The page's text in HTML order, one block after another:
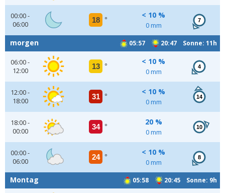
00:00 -
06:00
18 °
< 10 %
0 mm
7
05:57 20:47 Sonne: 11h
morgen
06:00 -
12:00
13 °
< 10 %
0 mm
4
12:00 -
18:00
31 °
< 10 %
0 mm
14
18:00 -
00:00
34 °
20 %
0 mm
10
00:00 -
06:00
24 °
< 10 %
0 mm
8
05:58 20:45 Sonne: 9h
Montag